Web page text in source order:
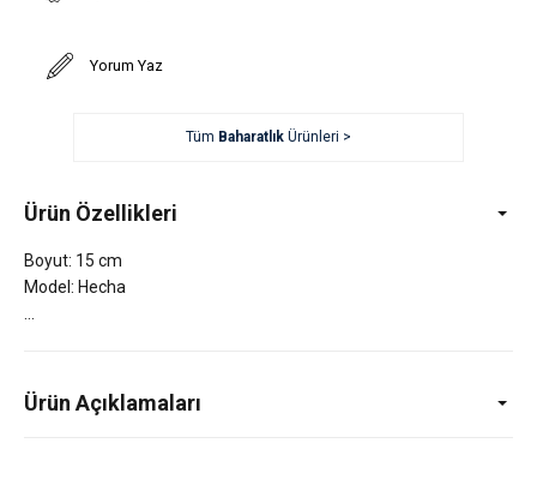
Yorum Yaz
Tüm BaharatlıkÜrünleri >
Ürün Özellikleri
Boyut: 15 cm
Model: Hecha
Ürün Açıklamaları